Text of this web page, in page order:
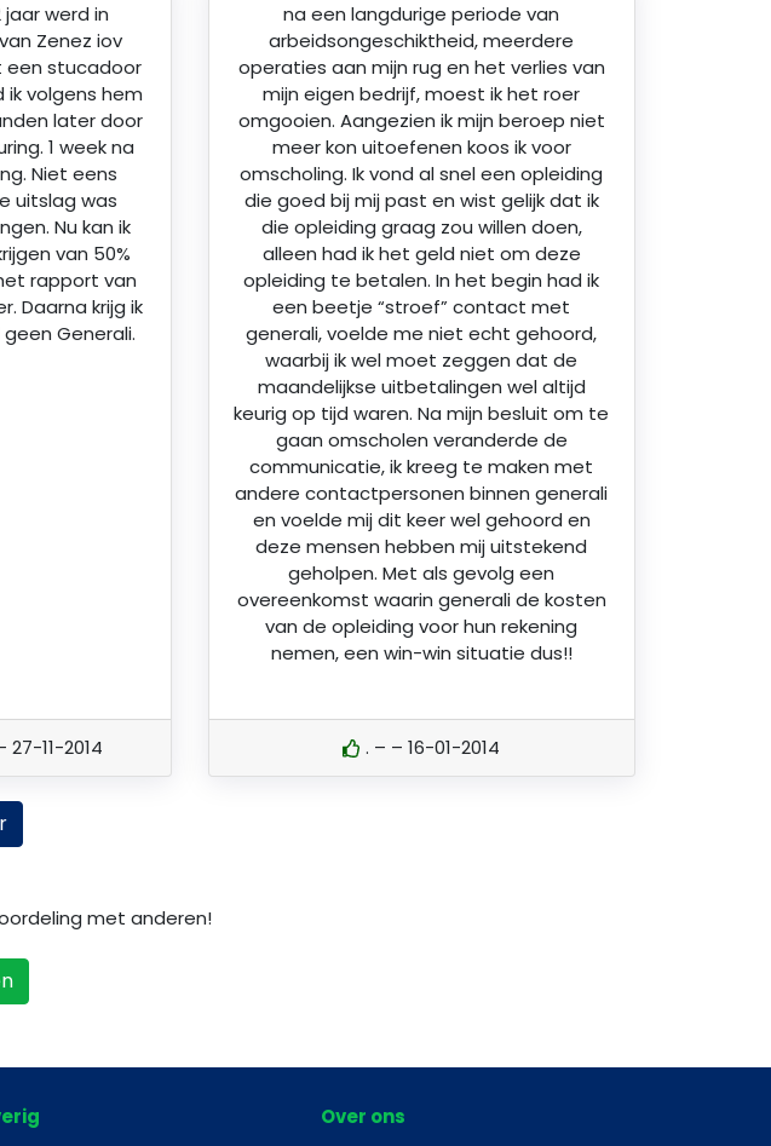
werd in
Zenez iov
een stucadoor
ik volgens hem
later door
1 week na
Niet eens
uitslag was
Nu kan ik
van 50%
rapport van
Daarna krijg ik
Generali.
27-11-2014
na een langdurige periode van
arbeidsongeschiktheid, meerdere
operaties aan mijn rug en het verlies van
mijn eigen bedrijf, moest ik het roer
omgooien. Aangezien ik mijn beroep niet
meer kon uitoefenen koos ik voor
omscholing. Ik vond al snel een opleiding
die goed bij mij past en wist gelijk dat ik
die opleiding graag zou willen doen,
alleen had ik het geld niet om deze
opleiding te betalen. In het begin had ik
een beetje “stroef” contact met
generali, voelde me niet echt gehoord,
waarbij ik wel moet zeggen dat de
maandelijkse uitbetalingen wel altijd
keurig op tijd waren. Na mijn besluit om te
gaan omscholen veranderde de
communicatie, ik kreeg te maken met
andere contactpersonen binnen generali
en voelde mij dit keer wel gehoord en
deze mensen hebben mij uitstekend
geholpen. Met als gevolg een
overeenkomst waarin generali de kosten
van de opleiding voor hun rekening
nemen, een win-win situatie dus!!
. – – 16-01-2014
met anderen!
Over ons